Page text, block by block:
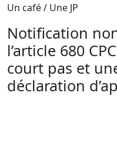
Un café / Une JP
Notification
l’article 680
court pas et
déclaration